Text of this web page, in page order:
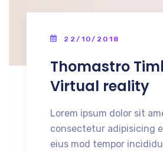
22/10/2018
Thomastro
Virtual reality
Lorem ipsum dolor sit
consectetur adipisicing
eius mod tempor